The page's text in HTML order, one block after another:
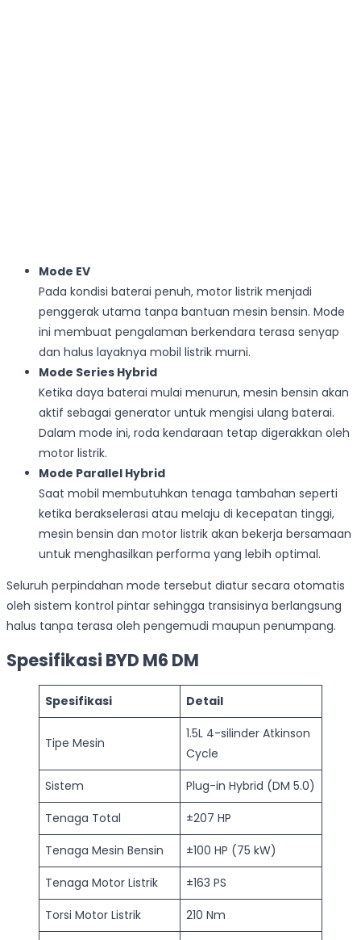
Mode EV
Pada kondisi baterai penuh, motor listrik menjadi
penggerak utama tanpa bantuan mesin bensin. Mode
ini membuat pengalaman berkendara terasa senyap
dan halus layaknya mobil listrik murni.
Mode Series Hybrid
Ketika daya baterai mulai menurun, mesin bensin akan
aktif sebagai generator untuk mengisi ulang baterai.
Dalam mode ini, roda kendaraan tetap digerakkan oleh
motor listrik.
Mode Parallel Hybrid
Saat mobil membutuhkan tenaga tambahan seperti
ketika berakselerasi atau melaju di kecepatan tinggi,
mesin bensin dan motor listrik akan bekerja bersamaan
untuk menghasilkan performa yang lebih optimal.
Seluruh perpindahan mode tersebut diatur secara otomatis
oleh sistem kontrol pintar sehingga transisinya berlangsung
halus tanpa terasa oleh pengemudi maupun penumpang.
Spesifikasi BYD M6 DM
Spesifikasi Detail
Tipe Mesin
1.5L 4-silinder Atkinson
Cycle
Sistem
Plug-in Hybrid (DM 5.0)
Tenaga Total
±207 HP
Tenaga Mesin Bensin
±100 HP (75 kW)
Tenaga Motor Listrik
±163 PS
Torsi Motor Listrik
210 Nm